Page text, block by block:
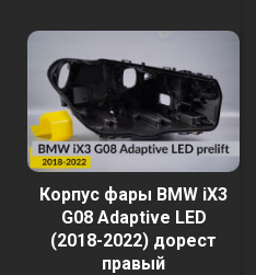
Корпус фары BMW iX3
G08 Adaptive LED
(2018-2022) дорест
правый